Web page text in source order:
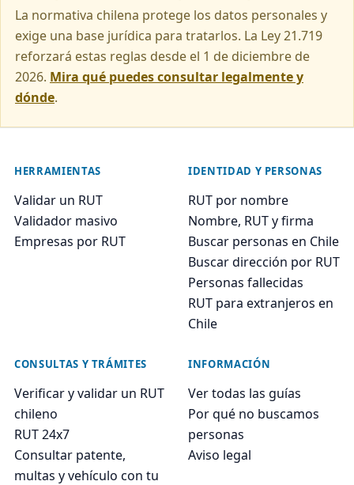
La normativa chilena protege los datos personales y
exige una base jurídica para tratarlos. La Ley 21.719
reforzará estas reglas desde el 1 de diciembre de
2026. Mira qué puedes consultar legalmente y
dónde.
HERRAMIENTAS
Validar un RUT
Validador masivo
Empresas por RUT
IDENTIDAD Y PERSONAS
RUT por nombre
Nombre, RUT y firma
Buscar personas en Chile
Buscar dirección por RUT
Personas fallecidas
RUT para extranjeros en
Chile
CONSULTAS Y TRÁMITES
Verificar y validar un RUT
chileno
RUT 24x7
Consultar patente,
multas y vehículo con tu
INFORMACIÓN
Ver todas las guías
Por qué no buscamos
personas
Aviso legal